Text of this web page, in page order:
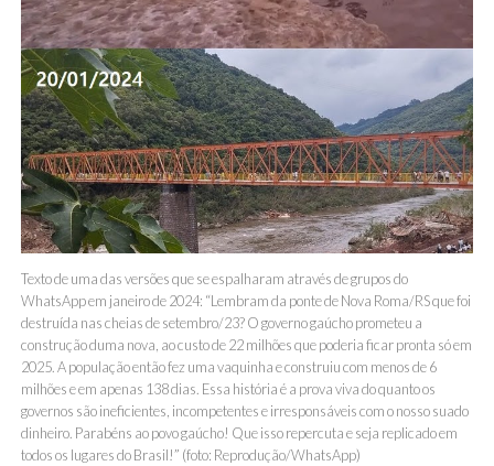
Texto de uma das versões que se espalharam através de grupos do
WhatsApp em janeiro de 2024: “Lembram da ponte de Nova Roma/RS que foi
destruída nas cheias de setembro/23? O governo gaúcho prometeu a
construção duma nova, ao custo de 22 milhões que poderia ficar pronta só em
2025. A população então fez uma vaquinha e construiu com menos de 6
milhões e em apenas 138 dias. Essa história é a prova viva do quanto os
governos são ineficientes, incompetentes e irresponsáveis com o nosso suado
dinheiro. Parabéns ao povo gaúcho! Que isso repercuta e seja replicado em
todos os lugares do Brasil!” (foto: Reprodução/WhatsApp)